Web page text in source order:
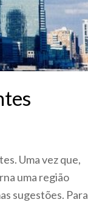
Uma vez que,
uma região
sugestões. Para